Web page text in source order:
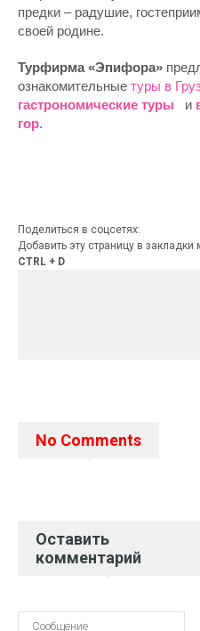
предки – радушие,
своей родине.
Турфирма «Эпифора»
ознакомительные туры в
гастрономические туры и
гор.
Поделиться в соцсетях:
Добавить эту страницу в
CTRL + D
No Comments
Оставить
комментарий